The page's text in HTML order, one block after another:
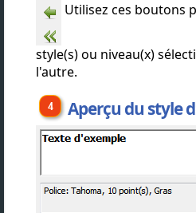
Utilisez ces boutons
style(s) ou niveau(x)
l'autre.
Aperçu du style